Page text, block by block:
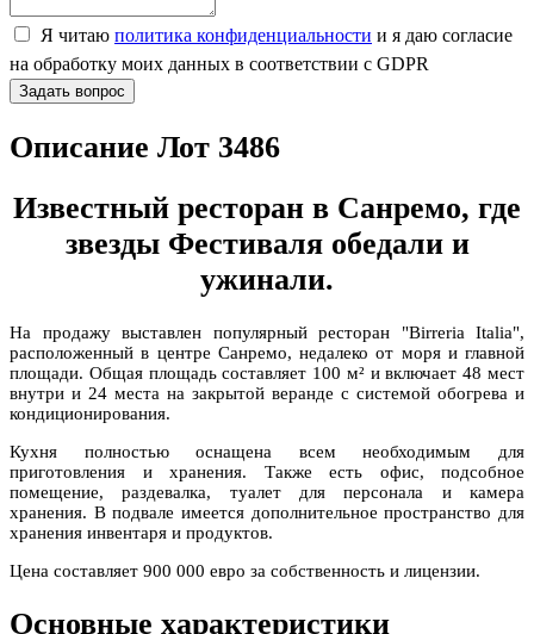
Я читаю политика конфиденциальности и я даю согласие
на обработку моих данных в соответствии с GDPR
Задать вопрос
Описание Лот 3486
Известный ресторан в Санремо, где
звезды Фестиваля обедали и
ужинали.
На продажу выставлен популярный ресторан "Birreria Italia",
расположенный в центре Санремо, недалеко от моря и главной
площади. Общая площадь составляет 100 м² и включает 48 мест
внутри и 24 места на закрытой веранде с системой обогрева и
кондиционирования.
Кухня полностью оснащена всем необходимым для
приготовления и хранения. Также есть офис, подсобное
помещение, раздевалка, туалет для персонала и камера
хранения. В подвале имеется дополнительное пространство для
хранения инвентаря и продуктов.
Цена составляет 900 000 евро за собственность и лицензии.
Основные характеристики